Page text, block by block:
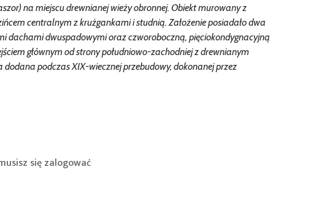
na miejscu drewnianej wieży obronnej. Obiekt murowany z
centralnym z krużgankami i studnią. Założenie posiadało dwa
dachami dwuspadowymi oraz czworoboczną, pięciokondygnacyjną
głównym od strony południowo-zachodniej z drewnianym
podczas XIX-wiecznej przebudowy, dokonanej przez
sięzalogować